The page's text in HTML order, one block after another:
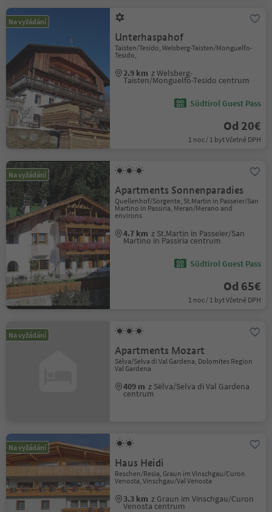
Na vyžádání
Unterhaspahof
Taisten/Tesido, Welsberg-Taisten/Monguelfo-
Tesido,
2.9 km z Welsberg-
Taisten/Monguelfo-Tesido centrum
Südtirol Guest Pass
Od 20€
1 noc / 1 byt Včetně DPH
Na vyžádání
Apartments Sonnenparadies
Quellenhof/Sorgente, St.Martin in Passeier/San
Martino in Passiria, Meran/Merano and
environs
4.7 km z St.Martin in Passeier/San
Martino in Passiria centrum
Südtirol Guest Pass
Od 65€
1 noc / 1 byt Včetně DPH
Na vyžádání
Apartments Mozart
Sëlva/Selva di Val Gardena, Dolomites Region
Val Gardena
409 m z Sëlva/Selva di Val Gardena
centrum
Na vyžádání
Haus Heidi
Reschen/Resia, Graun im Vinschgau/Curon
Venosta, Vinschgau/Val Venosta
3.3 km z Graun im Vinschgau/Curon
Venosta centrum